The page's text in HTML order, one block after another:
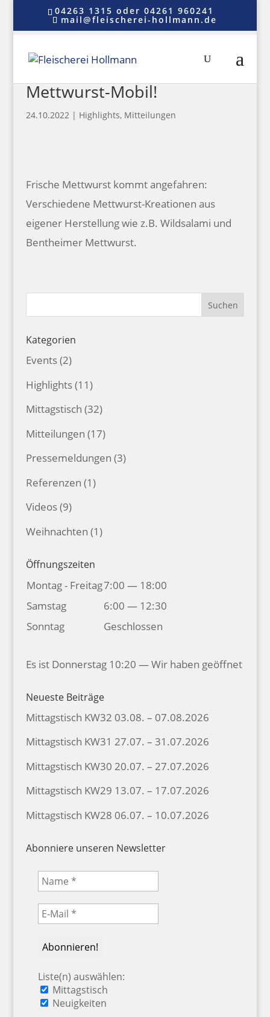
04263 1315 oder 04261 960241
mail@fleischerei-hollmann.de
Mettwurst-Mobil!
24.10.2022| Highlights, Mitteilungen
Frische Mettwurst kommt angefahren:
Verschiedene Mettwurst-Kreationen aus
eigener Herstellung wie z.B. Wildsalami und
Bentheimer Mettwurst.
Kategorien
Events(2)
Highlights(11)
Mittagstisch (32)
Mitteilungen (17)
Pressemeldungen (3)
Referenzen (1)
Videos(9)
Weihnachten (1)
Öffnungszeiten
Montag - Freitag7:00 — 18:00
Samstag
6:00 — 12:30
Sonntag
Geschlossen
Es istDonnerstag10:20 —Wir haben geöffnet
Neueste Beiträge
Mittagstisch KW32 03.08. – 07.08.2026
Mittagstisch KW31 27.07. – 31.07.2026
Mittagstisch KW30 20.07. – 27.07.2026
Mittagstisch KW29 13.07. – 17.07.2026
Mittagstisch KW28 06.07. – 10.07.2026
Abonniere unseren Newsletter
Liste(n) auswählen:
Mittagstisch
Neuigkeiten